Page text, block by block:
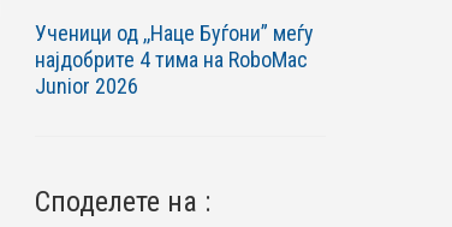
Ученици од ,,Наце Буѓони” меѓу
најдобрите 4 тима на RoboМac
Junior 2026
Споделете на :